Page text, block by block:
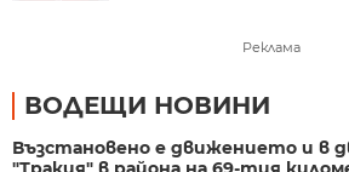
Реклама
ВОДЕЩИ НОВИНИ
Възстановено е движението и в